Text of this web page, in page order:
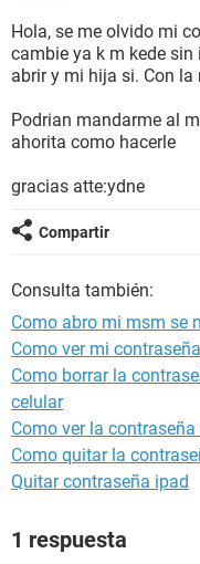
Hola, se me olvido mi
cambie ya k m kede
abrir y mi hija si. Con
Podrian mandarme al
ahorita como hacerle
gracias atte:ydne
Compartir
Consulta también:
Como abro mi msm se
Como ver mi
Como borrar la
celular
Como ver la
Como quitar la
Quitar contraseña ipad
1 respuesta